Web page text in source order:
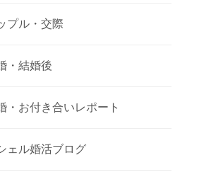
プル・交際
・結婚後
・お付き合いレポート
ェル婚活ブログ